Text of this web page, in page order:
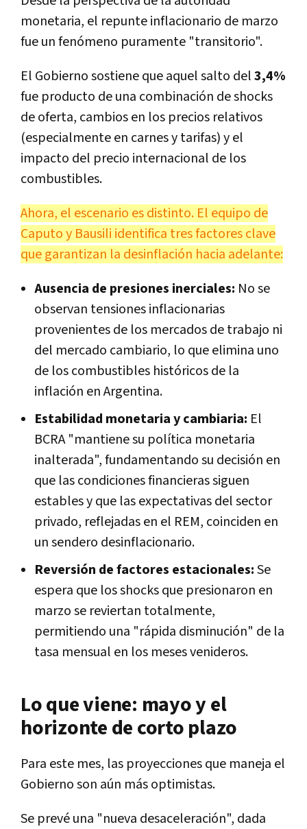
monetaria, el repunte inflacionario de marzo
fue un fenómeno puramente "transitorio".
El Gobierno sostiene que aquel salto del3,4%
fue producto de una combinación de shocks
de oferta, cambios en los precios relativos
(especialmente en carnes y tarifas) y el
impacto del precio internacional de los
combustibles.
Ahora, el escenario es distinto. El equipo de
Caputo y Bausili identifica tres factores clave
que garantizan la desinflación hacia adelante:
Ausencia de presiones inerciales: No se
observan tensiones inflacionarias
provenientes de los mercados de trabajo ni
del mercado cambiario, lo que elimina uno
de los combustibles históricos de la
inflación en Argentina.
Estabilidad monetaria y cambiaria: El
BCRA "mantiene su política monetaria
inalterada", fundamentando su decisión en
que las condiciones financieras siguen
estables y que las expectativas del sector
privado, reflejadas en el REM, coinciden en
un sendero desinflacionario.
Reversión de factores estacionales:Se
espera que los shocks que presionaron en
marzo se reviertan totalmente,
permitiendo una "rápida disminución" de la
tasa mensual en los meses venideros.
Lo que viene: mayo y el
horizonte de corto plazo
Para este mes, las proyecciones que maneja el
Gobierno son aún más optimistas.
Se prevé una "nueva desaceleración", dada